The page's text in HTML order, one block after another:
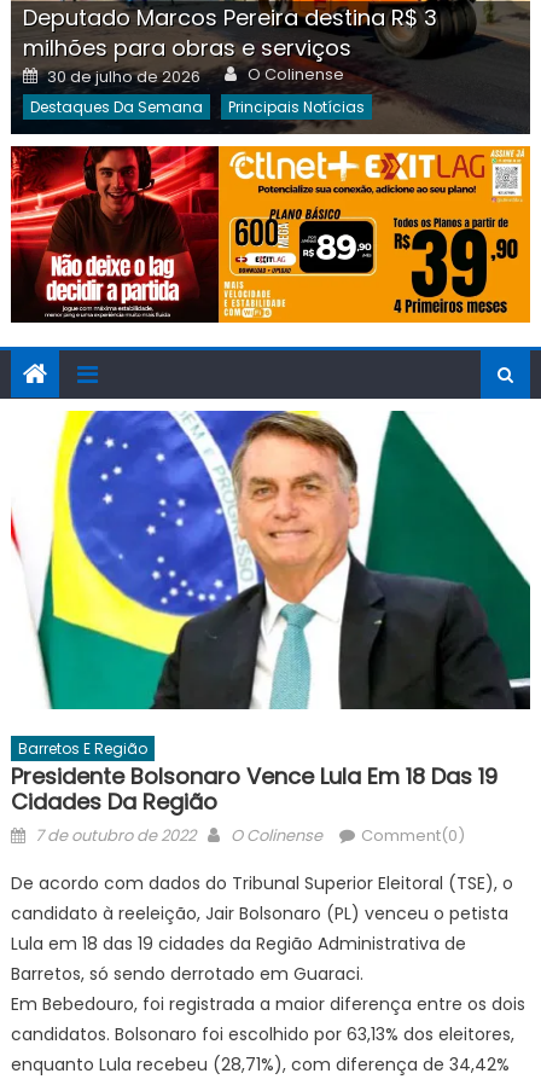
Deputado Marcos Pereira destina R$ 3
milhões para obras e serviços
Posted
on
30 de julho de 2026 Author
O Colinense
Destaques Da Semana Principais Notícias
Barretos E Região
Presidente Bolsonaro Vence Lula Em 18 Das 19
Cidades Da Região
Posted
7 de outubro de 2022 Author
O Colinense Comment(0)
De acordo com dados do Tribunal Superior Eleitoral (TSE), o
candidato à reeleição, Jair Bolsonaro (PL) venceu o petista
Lula em 18 das 19 cidades da Região Administrativa de
Barretos, só sendo derrotado em Guaraci.
Em Bebedouro, foi registrada a maior diferença entre os dois
candidatos. Bolsonaro foi escolhido por 63,13% dos eleitores,
enquanto Lula recebeu (28,71%), com diferença de 34,42%